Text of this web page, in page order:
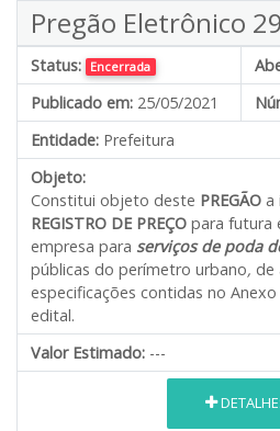
Pregão Eletrônico
Status: Encerrada
Publicado em: 25/05/2021
Entidade: Prefeitura
Objeto:
Constitui objeto deste PREGÃO a
REGISTRO DE PREÇO para futura
empresa para serviços de poda
públicas do perímetro urbano, de
especificações contidas no
edital.
Valor Estimado: ---